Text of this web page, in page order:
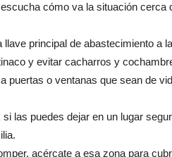
cómo va la situación cerca
principal de abastecimiento a
y evitar cacharros y
puertas o ventanas que sean de
las puedes dejar en un lugar
acércate a esa zona para